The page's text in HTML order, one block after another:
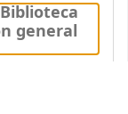
general
shelf browser)